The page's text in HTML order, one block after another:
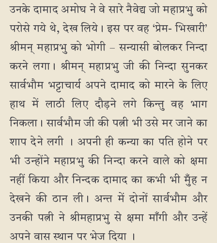
उनके दामाद अमोघ ने वे सारे नैवेद्य जो महाप्रभु को
परोसे गये थे, देख लिये। इस पर वह ‘प्रेम- भिखारी’
श्रीमन् महाप्रभु को भोगी – सन्यासी बोलकर निन्दा
करने लगा। श्रीमन् महाप्रभु जी की निन्दा सुनकर
सार्वभौम भट्टाचार्य अपने दामाद को मारने के लिए
हाथ में लाठी लिए दौड़ने लगे किन्तु वह भाग
निकला। सार्वभौम जी की पत्नी भी उसे मर जाने का
शाप देने लगी । अपनी ही कन्या का पति होने पर
भी उन्होंने महाप्रभु की निन्दा करने वाले को क्षमा
नहीं किया और निन्दक दामाद का कभी भी मुँह न
देखने की ठान ली। अन्त में दोनों सार्वभौम और
उनकी पत्नी ने श्रीमहाप्रभु से क्षमा माँगी और उन्हें
अपने वास स्थान पर भेज दिया ।